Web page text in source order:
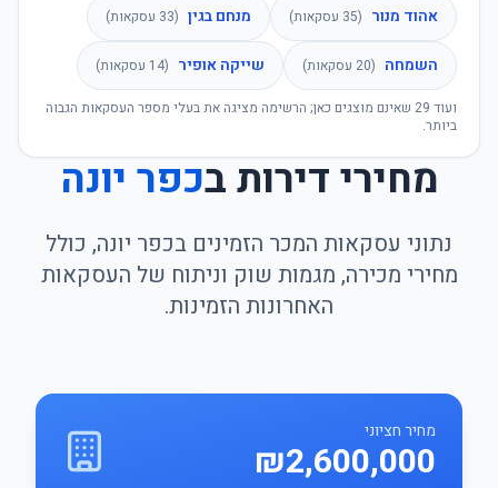
אהוד מנור (
35 עסקאות) מנחם בגין (
33 עסקאות)
השמחה (
20 עסקאות) שייקה אופיר (
14 עסקאות)
ועוד 29 שאינם מוצגים כאן; הרשימה מציגה את בעלי מספר העסקאות הגבוה
ביותר.
מחירי דירות בכפר יונה
נתוני עסקאות המכר הזמינים בכפר יונה, כולל
מחירי מכירה, מגמות שוק וניתוח של העסקאות
האחרונות הזמינות.
מחיר חציוני
₪2,600,000